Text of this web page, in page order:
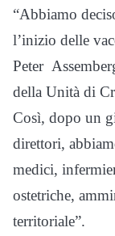
“Abbiamo
l’inizio delle
Peter
della Unità di
Così, dopo un
direttori,
medici,
ostetriche,
territoriale”.